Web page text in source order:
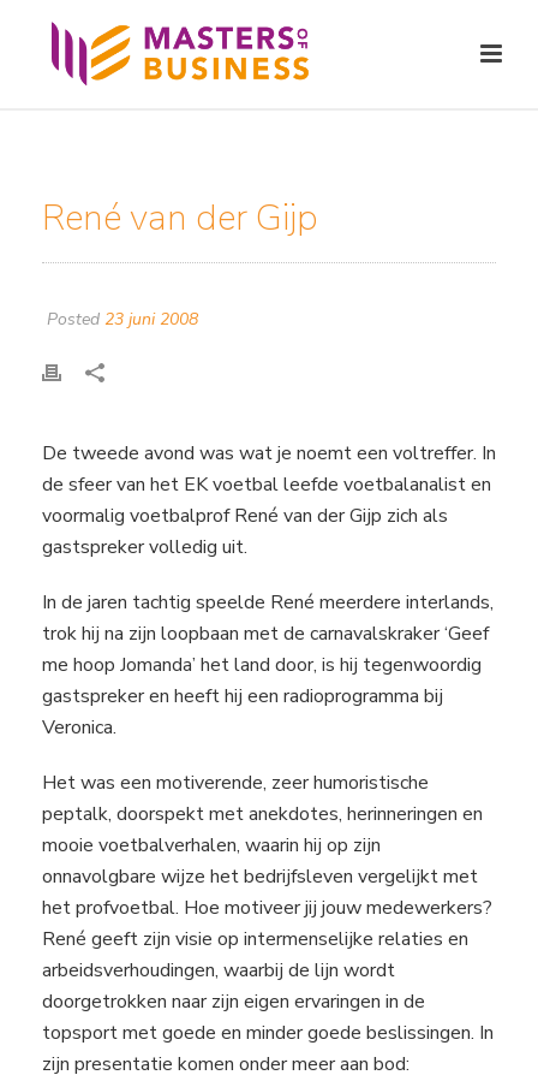
René van der Gijp
Posted 23 juni 2008
De tweede avond was wat je noemt een voltreffer. In
de sfeer van het EK voetbal leefde voetbalanalist en
voormalig voetbalprof René van der Gijp zich als
gastspreker volledig uit.
In de jaren tachtig speelde René meerdere interlands,
trok hij na zijn loopbaan met de carnavalskraker ‘Geef
me hoop Jomanda’ het land door, is hij tegenwoordig
gastspreker en heeft hij een radioprogramma bij
Veronica.
Het was een motiverende, zeer humoristische
peptalk, doorspekt met anekdotes, herinneringen en
mooie voetbalverhalen, waarin hij op zijn
onnavolgbare wijze het bedrijfsleven vergelijkt met
het profvoetbal. Hoe motiveer jij jouw medewerkers?
René geeft zijn visie op intermenselijke relaties en
arbeidsverhoudingen, waarbij de lijn wordt
doorgetrokken naar zijn eigen ervaringen in de
topsport met goede en minder goede beslissingen. In
zijn presentatie komen onder meer aan bod: